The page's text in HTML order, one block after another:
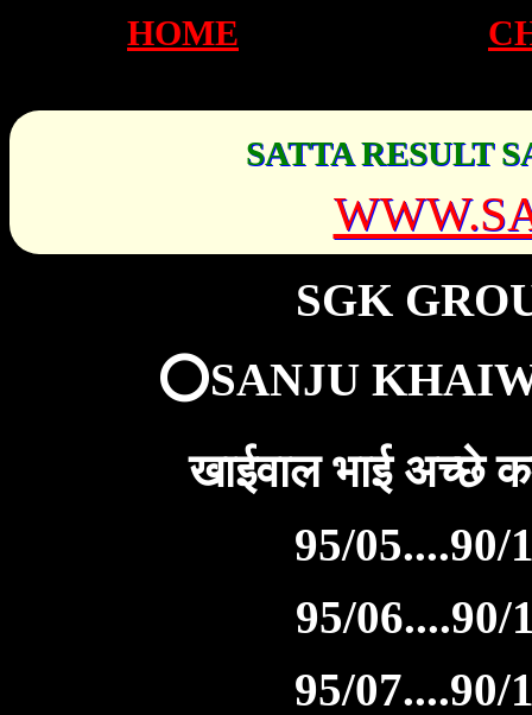
HOME
SATTA RESULT
SGK
⭕SANJU
खाईवाल भाई अच्छे
95/05....90/
95/06....90/
95/07....90/